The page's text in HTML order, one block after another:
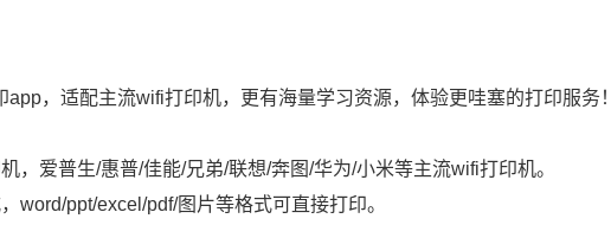
app，适配主流wifi打印机，更有海量学习资源，体验更哇塞的打印服务！
，爱普生/惠普/佳能/兄弟/联想/奔图/华为/小米等主流wifi打印机。
word/ppt/excel/pdf/图片等格式可直接打印。